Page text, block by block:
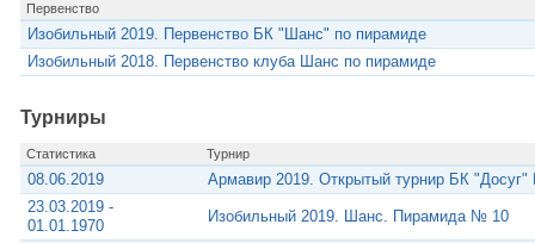
Первенство
Изобильный 2019. Первенство БК "Шанс" по пирамиде
Изобильный 2018. Первенство клуба Шанс по пирамиде
Турниры
Статистика Турнир
08.06.2019
Армавир 2019. Открытый турнир БК
23.03.2019 -
01.01.1970
Изобильный 2019. Шанс. Пирамида № 10